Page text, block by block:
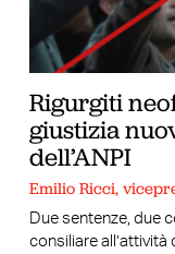
Rigurgiti
giustizia
dell’ANPI
Emilio Ricci,
Due sentenze, due
consiliare all’attività